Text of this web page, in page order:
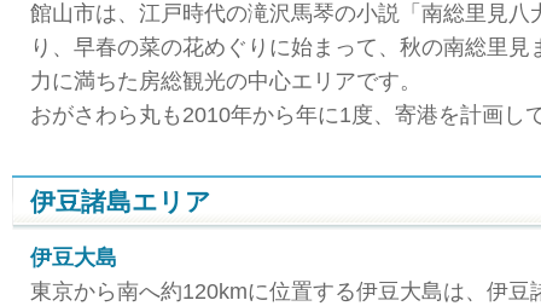
館山市は、江戸時代の滝沢馬琴の小説「南総里見八
り、早春の菜の花めぐりに始まって、秋の南総里
力に満ちた房総観光の中心エリアです。
おがさわら丸も2010年から年に1度、寄港を計画し
伊豆諸島エリア
伊豆大島
東京から南へ約120kmに位置する伊豆大島は、伊豆